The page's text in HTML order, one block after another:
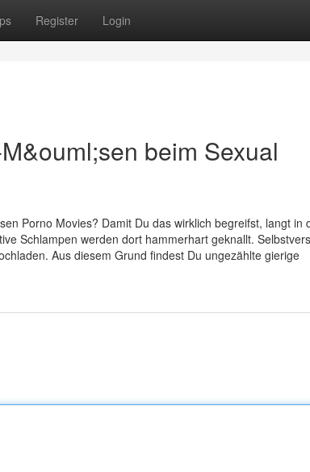
Register Login
beim Sexual
Porno Movies? Damit Du das wirklich begreifst, langt in
Schlampen werden dort hammerhart geknallt.
Aus diesem Grund findest Du ungezählte gierige